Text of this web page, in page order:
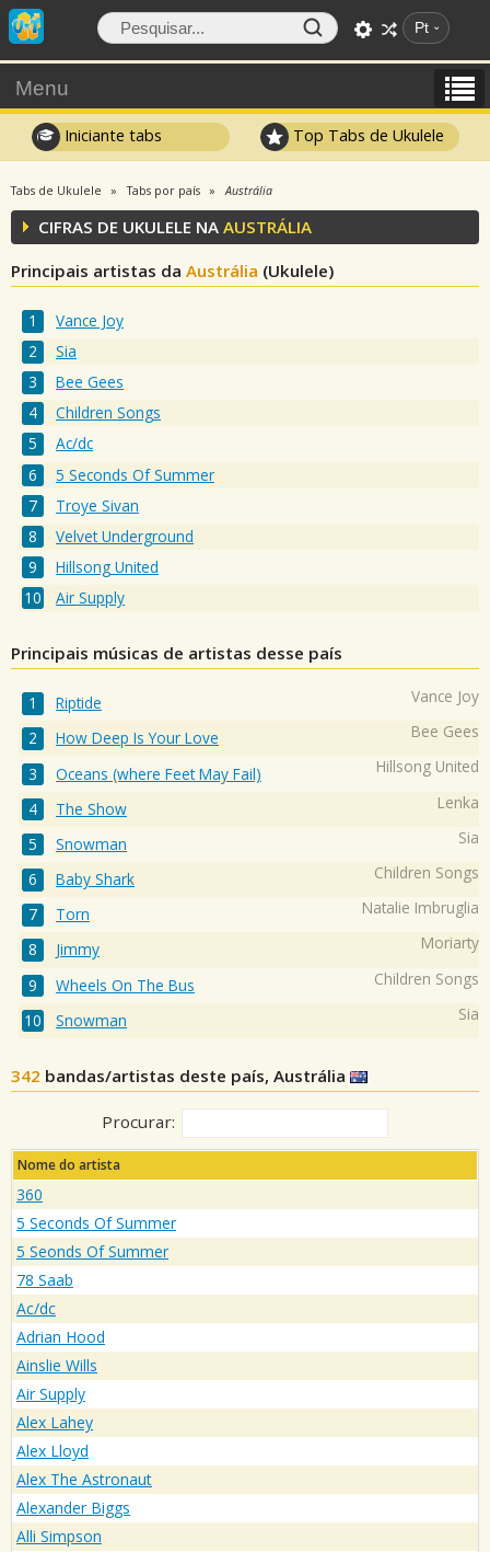
Pt
Menu
Iniciante tabs Top Tabs de Ukulele
Tabs de Ukulele Tabs por país Austrália
CIFRAS DE UKULELE NA AUSTRÁLIA
Principais artistas da Austrália (Ukulele)
Vance Joy
Sia
Bee Gees
Children Songs
Ac/dc
5 Seconds Of Summer
Troye Sivan
Velvet Underground
Hillsong United
Air Supply
Principais músicas de artistas desse país
Riptide Vance Joy
How Deep Is Your Love Bee Gees
Oceans (where Feet May Fail) Hillsong United
The Show Lenka
Snowman Sia
Baby Shark Children Songs
Torn Natalie Imbruglia
Jimmy Moriarty
Wheels On The Bus Children Songs
Snowman Sia
342 bandas/artistas deste país, Austrália
Procurar:
Nome do artista
360
5 Seconds Of Summer
5 Seonds Of Summer
78 Saab
Ac/dc
Adrian Hood
Ainslie Wills
Air Supply
Alex Lahey
Alex Lloyd
Alex The Astronaut
Alexander Biggs
Alli Simpson